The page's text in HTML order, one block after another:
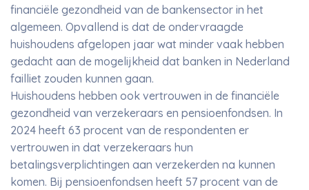
financiële gezondheid van de bankensector in het
algemeen. Opvallend is dat de ondervraagde
huishoudens afgelopen jaar wat minder vaak hebben
gedacht aan de mogelijkheid dat banken in Nederland
failliet zouden kunnen gaan.
Huishoudens hebben ook vertrouwen in de financiële
gezondheid van verzekeraars en pensioenfondsen. In
2024 heeft 63 procent van de respondenten er
vertrouwen in dat verzekeraars hun
betalingsverplichtingen aan verzekerden na kunnen
komen. Bij pensioenfondsen heeft 57 procent van de